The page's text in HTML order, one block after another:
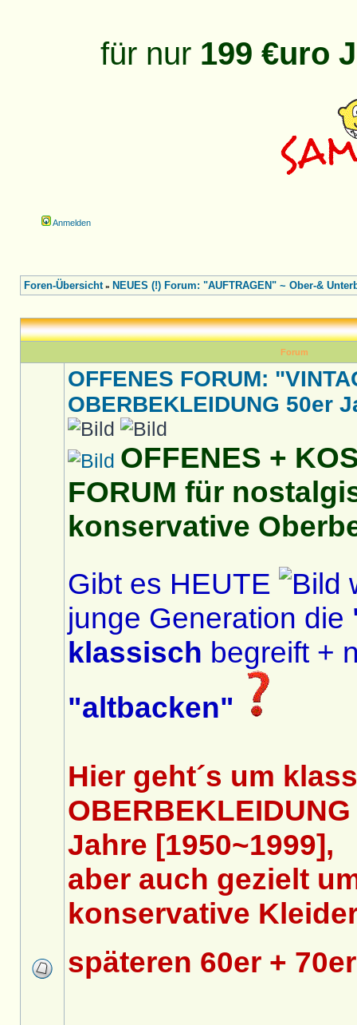
für nur 199 €uro
Anmelden
Foren-Übersicht» NEUES (!) Forum: "AUFTRAGEN" ~ Ober-&
Forum
OFFENES FORUM:
OBERBEKLEIDUNG 50er
OFFENES +
FORUM für
konservative
Gibt es HEUTE
junge Generation die
klassisch begreift +
"altbacken"
Hier geht´s um
Jahre [1950~1999],
aber auch gezielt
konservative
späteren 60er +